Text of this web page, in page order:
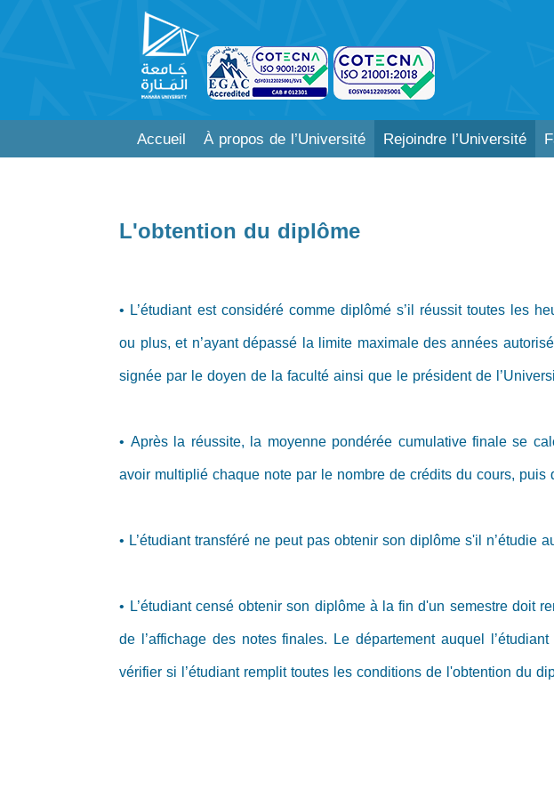
Accueil À propos de l’Université Rejoindre l’Université
L'obtention du diplôme
• L’étudiant est considéré comme diplômé s’il réussit toutes les
ou plus, et n’ayant dépassé la limite maximale des années
signée par le doyen de la faculté ainsi que le président de
• Après la réussite, la moyenne pondérée cumulative finale se
avoir multiplié chaque note par le nombre de crédits du cours,
• L’étudiant transféré ne peut pas obtenir son diplôme s'il
• L’étudiant censé obtenir son diplôme à la fin d'un semestre doit
de l’affichage des notes finales. Le département auquel
vérifier si l’étudiant remplit toutes les conditions de l'obtention du